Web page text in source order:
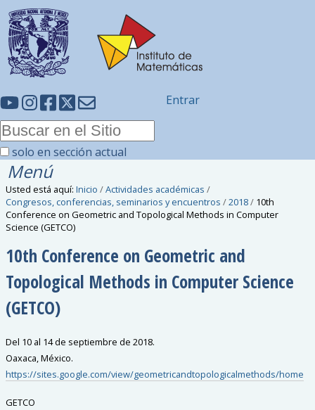
solo en sección actual
Entrar
Menú
Usted está aquí: Inicio /Actividades académicas /
Congresos, conferencias, seminarios y encuentros /2018/ 10th
Conference on Geometric and Topological Methods in Computer
Science (GETCO)
10th Conference on Geometric and
Topological Methods in Computer Science
(GETCO)
Del 10 al 14 de septiembre de 2018.
Oaxaca, México.
https://sites.google.com/view/geometricandtopologicalmethods/home
GETCO